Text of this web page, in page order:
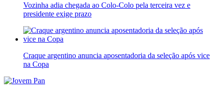
Vozinha adia chegada ao Colo-Colo pela terceira vez e
presidente exige prazo
Craque argentino anuncia aposentadoria da seleção após vice
na Copa